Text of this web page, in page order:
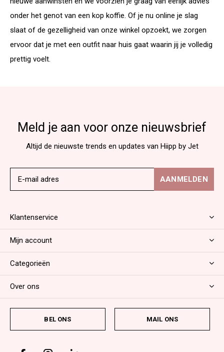
onder het genot van een kop koffie. Of je nu online je slag
slaat of de gezelligheid van onze winkel opzoekt, we zorgen
ervoor dat je met een outfit naar huis gaat waarin jij je volledig
prettig voelt.
Meld je aan voor onze nieuwsbrief
Altijd de nieuwste trends en updates van Hiipp by Jet
AANMELDEN
Klantenservice
Mijn account
Categorieën
Over ons
BEL ONS MAIL ONS